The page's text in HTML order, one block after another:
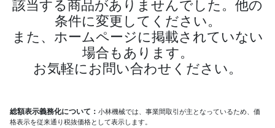
該当する商品がありませんでした。他の
条件に変更してください。
また、ホームページに掲載されていない
場合もあります。
お気軽にお問い合わせください。
総額表示義務化について： 小林機械では、事業間取引が主となっているため、価
格表示を従来通り税抜価格として表示します。